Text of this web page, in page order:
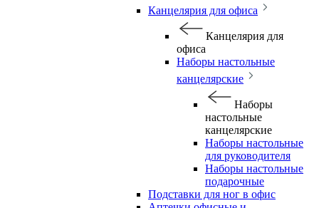
Канцелярия для офиса
Канцелярия для
офиса
Наборы настольные
канцелярские
Наборы
настольные
канцелярские
Наборы настольные
для руководителя
Наборы настольные
подарочные
Подставки для ног в офис